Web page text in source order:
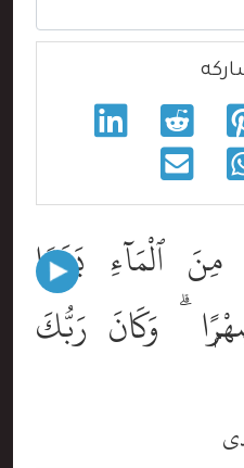
ٱلْمَآءِ بَشَرًۭا
وَكَانَ رَبُّكَ